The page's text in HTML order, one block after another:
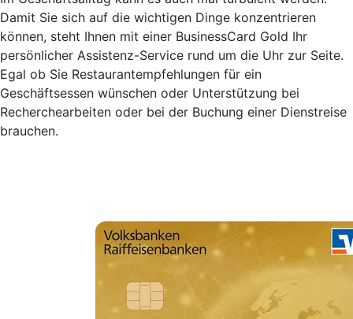
Damit Sie sich auf die wichtigen Dinge konzentrieren
können, steht Ihnen mit einer BusinessCard Gold Ihr
persönlicher Assistenz-Service rund um die Uhr zur Seite.
Egal ob Sie Restaurantempfehlungen für ein
Geschäftsessen wünschen oder Unterstützung bei
Recherchearbeiten oder bei der Buchung einer Dienstreise
brauchen.